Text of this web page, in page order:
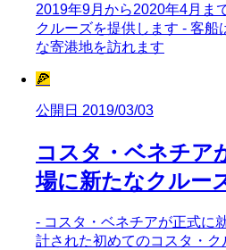
2019年9月から2020年4月ま
クルーズを提供します - 客
な寄港地を訪れます
🍕
公開日 2019/03/03
コスタ・ベネチア
場に新たなクルー
- コスタ・ベネチアが正式に
計された初めてのコスタ・